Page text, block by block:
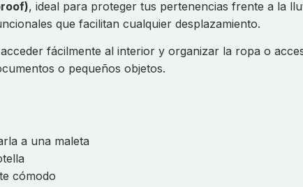
, ideal para proteger tus pertenencias frente a la
que facilitan cualquier desplazamiento.
fácilmente al interior y organizar la ropa o
o pequeños objetos.
a una maleta
cómodo